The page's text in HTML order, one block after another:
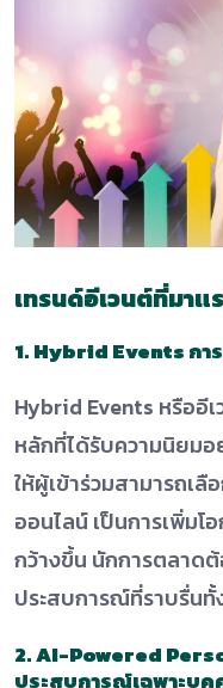
เทรนด์อีเวนต์ที่มาแ
1. Hybrid Events กา
Hybrid Events หรืออี
หลักที่ได้รับความนิยมอ
ให้ผู้เข้าร่วมสามารถเลื
ออนไลน์ เป็นการเพิ่มโ
กว้างขึ้น นักการตลาด
ประสบการณ์ที่ราบรื่น
2. AI-Powered
ประสบการณ์เฉพาะบุค